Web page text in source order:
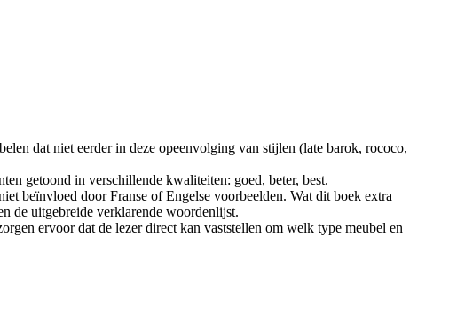
dat niet eerder in deze opeenvolging van stijlen (late barok, rococo,
getoond in verschillende kwaliteiten: goed, beter, best.
beïnvloed door Franse of Engelse voorbeelden. Wat dit boek extra
de uitgebreide verklarende woordenlijst.
ervoor dat de lezer direct kan vaststellen om welk type meubel en